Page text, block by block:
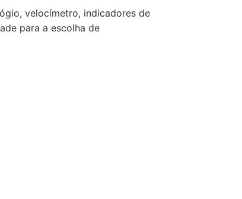
velocímetro, indicadores de
para a escolha de